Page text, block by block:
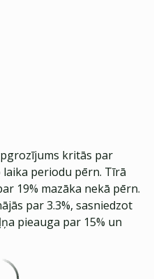
kritās par
laika periodu pērn. Tīrā
19% mazāka nekā pērn.
par 3.3%, sasniedzot
pieauga par 15% un